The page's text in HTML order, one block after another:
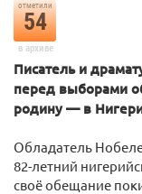
отметили
54
в архиве
Писатель и
перед выборами
родину — в
Обладатель
82-летний
своё обещание